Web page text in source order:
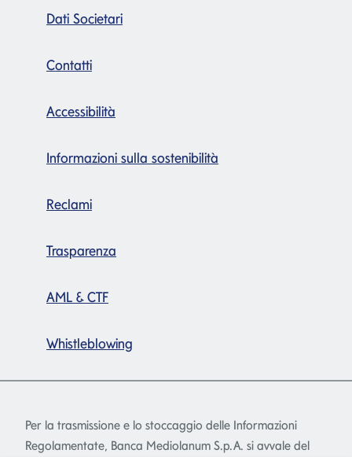
Dati Societari
Contatti
Accessibilità
Informazioni sulla sostenibilità
Reclami
Trasparenza
AML & CTF
Whistleblowing
Per la trasmissione e lo stoccaggio delle Informazioni
Regolamentate, Banca Mediolanum S.p.A. si avvale del